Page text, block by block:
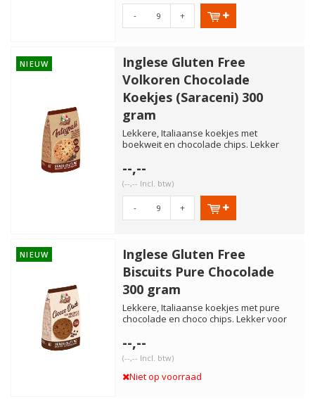
- +
NIEUW
Inglese Gluten Free
Volkoren Chocolade
Koekjes (Saraceni) 300
gram
Lekkere, Italiaanse koekjes met
boekweit en chocolade chips. Lekker
--,--
(--,-- Incl. btw)
- +
NIEUW
Inglese Gluten Free
Biscuits Pure Chocolade
300 gram
Lekkere, Italiaanse koekjes met pure
chocolade en choco chips. Lekker voor
--,--
(--,-- Incl. btw)
Niet op voorraad